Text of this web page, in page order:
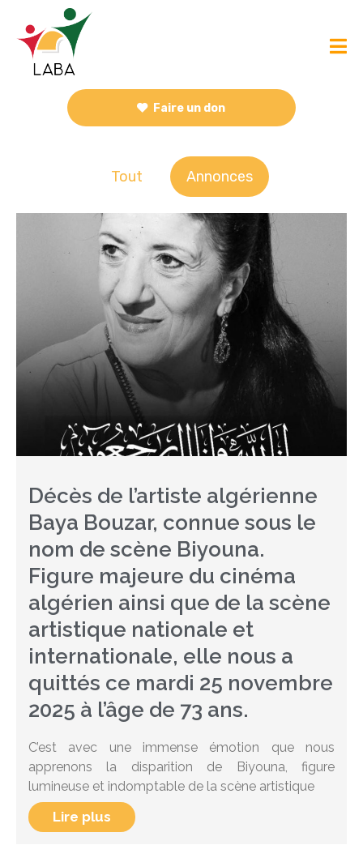
Faire un don
Tout Annonces
Décès de l’artiste algérienne
Baya Bouzar, connue sous le
nom de scène Biyouna.
Figure majeure du cinéma
algérien ainsi que de la scène
artistique nationale et
internationale, elle nous a
quittés ce mardi 25 novembre
2025 à l’âge de 73 ans.
C’est avec une immense émotion que nous
apprenons la disparition de Biyouna, figure
lumineuse et indomptable de la scène artistique
Lire plus